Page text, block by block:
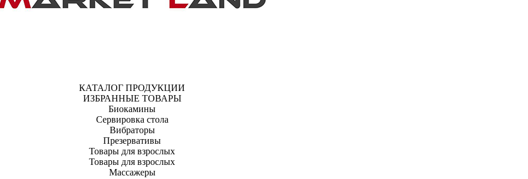
КАТАЛОГ ПРОДУКЦИИ
ИЗБРАННЫЕ ТОВАРЫ
Биокамины
Сервировка стола
Вибраторы
Презервативы
Товары для взрослых
Товары для взрослых
Массажеры